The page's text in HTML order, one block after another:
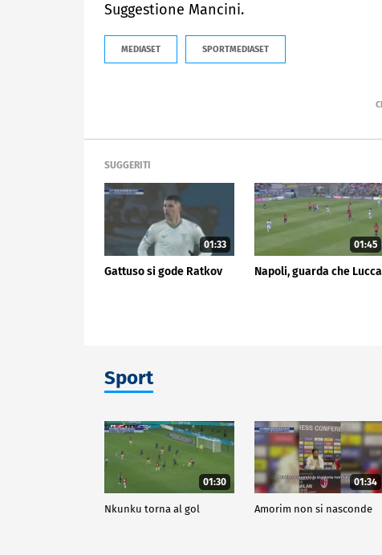
Suggestione Mancini.
MEDIASET SPORTMEDIASET
SUGGERITI
01:33
Gattuso si gode Ratkov
01:45
Napoli, guarda che Lucca
Sport
01:30
Nkunku torna al gol
01:34
Amorim non si nasconde